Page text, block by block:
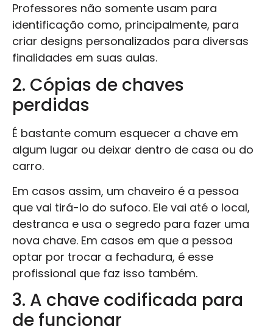
Professores não somente usam para
identificação como, principalmente, para
criar designs personalizados para diversas
finalidades em suas aulas.
2. Cópias de chaves
perdidas
É bastante comum esquecer a chave em
algum lugar ou deixar dentro de casa ou do
carro.
Em casos assim, um chaveiro é a pessoa
que vai tirá-lo do sufoco. Ele vai até o local,
destranca e usa o segredo para fazer uma
nova chave. Em casos em que a pessoa
optar por trocar a fechadura, é esse
profissional que faz isso também.
3. A chave codificada para
de funcionar